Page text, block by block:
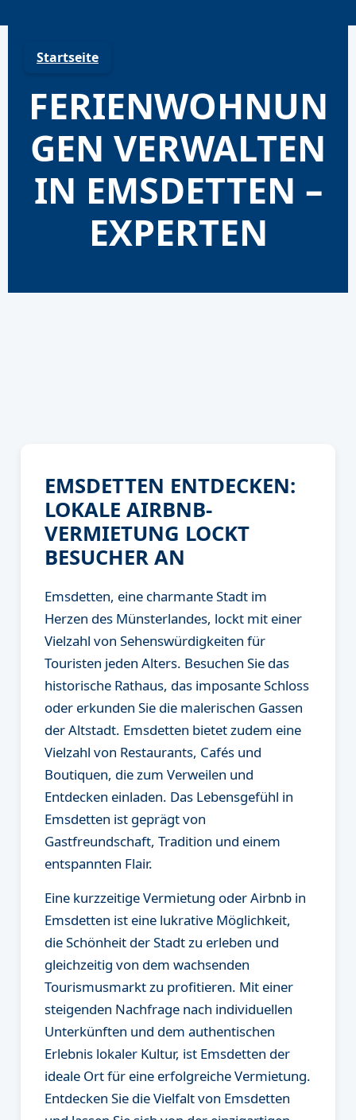
to
Startseite
FERIENWOHNUN
GEN VERWALTEN
IN EMSDETTEN –
EXPERTEN
EMSDETTEN ENTDECKEN:
LOKALE AIRBNB-
VERMIETUNG LOCKT
BESUCHER AN
Emsdetten, eine charmante Stadt im
Herzen des Münsterlandes, lockt mit einer
Vielzahl von Sehenswürdigkeiten für
Touristen jeden Alters. Besuchen Sie das
historische Rathaus, das imposante Schloss
oder erkunden Sie die malerischen Gassen
der Altstadt. Emsdetten bietet zudem eine
Vielzahl von Restaurants, Cafés und
Boutiquen, die zum Verweilen und
Entdecken einladen. Das Lebensgefühl in
Emsdetten ist geprägt von
Gastfreundschaft, Tradition und einem
entspannten Flair.
Eine kurzzeitige Vermietung oder Airbnb in
Emsdetten ist eine lukrative Möglichkeit,
die Schönheit der Stadt zu erleben und
gleichzeitig von dem wachsenden
Tourismusmarkt zu profitieren. Mit einer
steigenden Nachfrage nach individuellen
Unterkünften und dem authentischen
Erlebnis lokaler Kultur, ist Emsdetten der
ideale Ort für eine erfolgreiche Vermietung.
Entdecken Sie die Vielfalt von Emsdetten